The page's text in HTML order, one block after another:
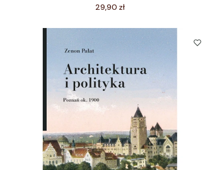
Cena
29,90 zł